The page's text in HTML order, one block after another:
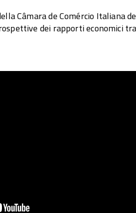
Câmara de Comércio Italiana
dei rapporti economici